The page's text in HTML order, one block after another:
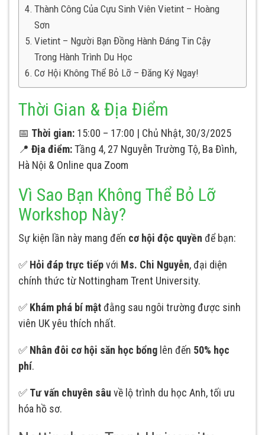
Thành Công Của Cựu Sinh Viên Vietint – Hoàng
Sơn
Vietint – Người Bạn Đồng Hành Đáng Tin Cậy
Trong Hành Trình Du Học
Cơ Hội Không Thể Bỏ Lỡ – Đăng Ký Ngay!
Thời Gian & Địa Điểm
📅 Thời gian: 15:00 – 17:00 | Chủ Nhật, 30/3/2025
📍 Địa điểm:Tầng 4, 27 Nguyễn Trường Tộ, Ba Đình,
Hà Nội & Online qua Zoom
Vì Sao Bạn Không Thể Bỏ Lỡ
Workshop Này?
Sự kiện lần này mang đến cơ hội độc quyền để bạn:
✅ Hỏi đáp trực tiếpvới Ms. Chi Nguyễn, đại diện
chính thức từ Nottingham Trent University.
✅ Khám phá bí mậtđằng sau ngôi trường được sinh
viên UK yêu thích nhất.
✅ Nhân đôi cơ hội săn học bổng lên đến 50% học
phí.
✅ Tư vấn chuyên sâu về lộ trình du học Anh, tối ưu
hóa hồ sơ.